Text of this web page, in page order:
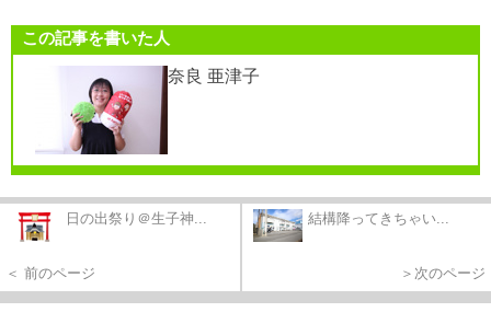
この記事を書いた人
奈良 亜津子
日の出祭り＠生子神...
＜ 前のページ
結構降ってきちゃい...
＞次のページ